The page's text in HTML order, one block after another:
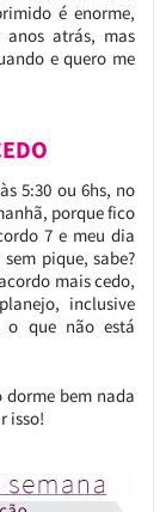
é enorme,
atrás, mas
e quero me
5:30 ou 6hs, no
porque fico
7 e meu dia
pique, sabe?
mais cedo,
inclusive
o que não está
dorme bem nada
isso!